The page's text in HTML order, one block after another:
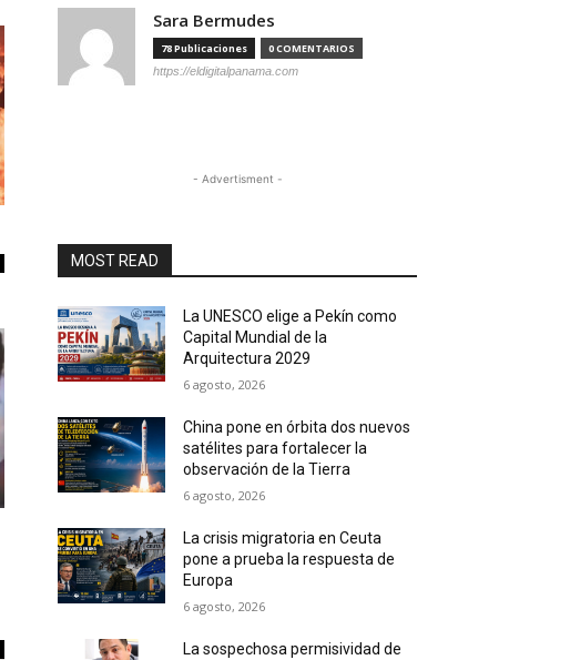
Sara Bermudes
78 Publicaciones 0 COMENTARIOS
https://eldigitalpanama.com
- Advertisment -
MOST READ
La UNESCO elige a Pekín como
Capital Mundial de la
Arquitectura 2029
6 agosto, 2026
China pone en órbita dos nuevos
satélites para fortalecer la
observación de la Tierra
6 agosto, 2026
La crisis migratoria en Ceuta
pone a prueba la respuesta de
Europa
6 agosto, 2026
La sospechosa permisividad de